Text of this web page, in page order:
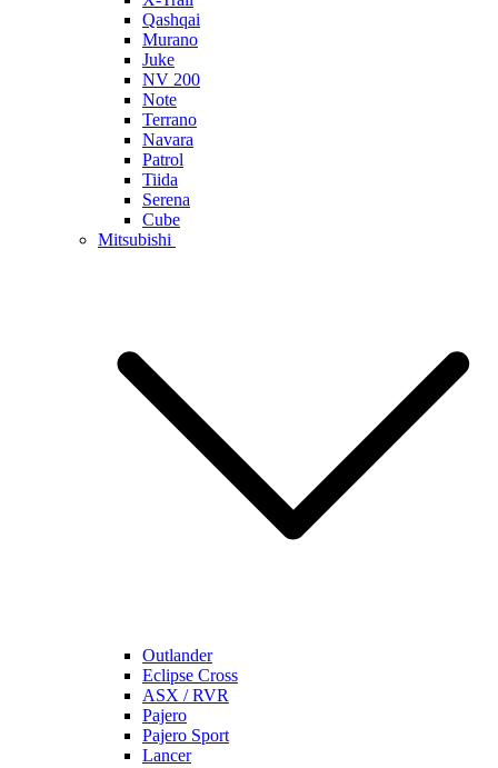
Qashqai
Murano
Juke
NV 200
Note
Terrano
Navara
Patrol
Tiida
Serena
Cube
Mitsubishi
Outlander
Eclipse Cross
ASX / RVR
Pajero
Pajero Sport
Lancer